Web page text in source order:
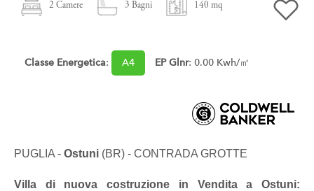
2 Camere 3 Bagni 140 mq
Classe Energetica: A4 EP Glnr: 0.00 Kwh/㎡
PUGLIA - Ostuni (BR) - CONTRADA GROTTE
Villa di nuova costruzione in VenditaaOstuni: